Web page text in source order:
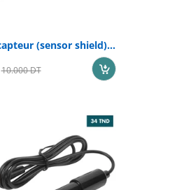
Bouclier de capteur (sensor shield) V5.0
10.000 DT